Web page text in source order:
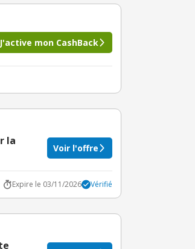
J'active mon CashBack
la
Voir l'offre
Expire le 03/11/2026 Vérifié